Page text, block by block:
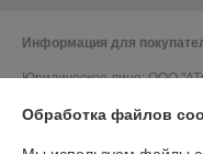
Информация для
Юридическое лицо:ООО
Обработка файлов